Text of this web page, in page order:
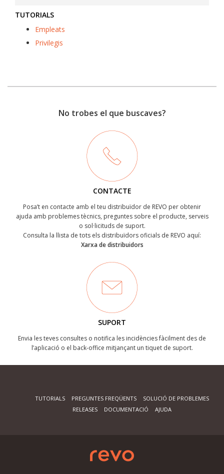
TUTORIALS
Empleats
Privilegis
No trobes el que buscaves?
CONTACTE
Posa’t en contacte amb el teu distribuïdor de REVO per obtenir
ajuda amb problemes tècnics, preguntes sobre el producte, serveis
o sol·licituds de suport.
Consulta la llista de tots els distribuïdors oficials de REVO aquí:
Xarxa de distribuidors
SUPORT
Envia les teves consultes o notifica les incidències fàcilment des de
l’aplicació o el back-office mitjançant un tiquet de suport.
TUTORIALS PREGUNTES FREQÜENTS
SOLUCIÓ DE PROBLEMES
RELEASES
DOCUMENTACIÓ AJUDA